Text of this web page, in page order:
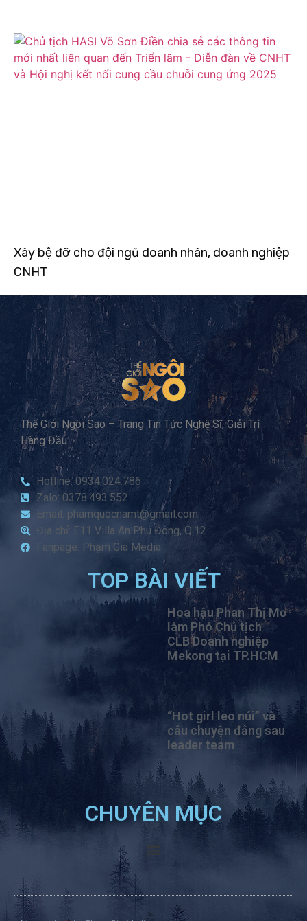
Xây bệ đỡ cho đội ngũ doanh nhân, doanh nghiệp
CNHT
Thế Giới Ngôi Sao – Trang Tin Tức Nghệ Sĩ, Giải Trí
Hàng Đầu
Hotline: 0934.024.786
Zalo: 0378.493.552
Email: phamquocnamt@gmail.com
Địa chỉ: E11 Villa An Phú Đông, Q.12
Fanpage: Phạm Gia Media
TOP BÀI VIẾT
Hoa hậu Phan Thị Mơ
làm Phó Chủ tịch
CLB Doanh nghiệp
Mekong tại TP.HCM
“Hot girl leo núi” và
câu chuyện đằng sau
leader team
CHUYÊN MỤC